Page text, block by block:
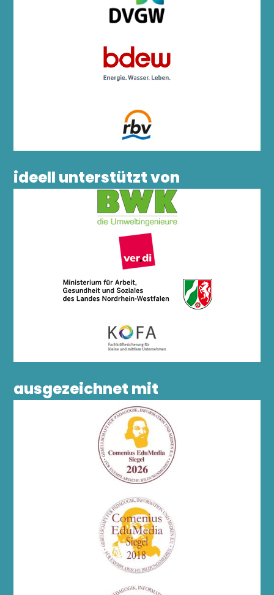
ideell unterstützt von
ausgezeichnet mit